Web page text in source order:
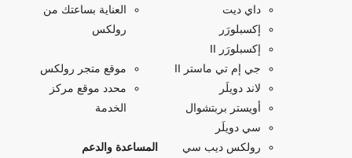
داي ديت
إكسبلورَر
إكسبلورَر II
جي إم تي ماستر II
لاند دويلَر
أويستر بربتشوال
سي دويلَر
رولكس ديب سي
العناية بساعتك من
رولكس
موقع متجر رولكس
محدد موقع مركز
الخدمة
المساعدة والدعم